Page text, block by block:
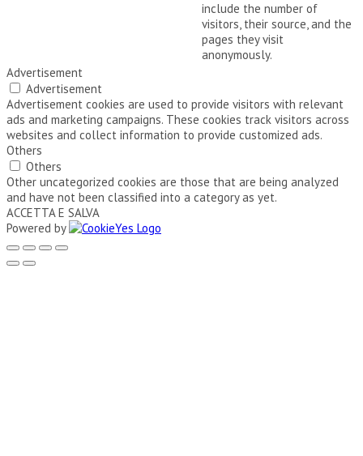
include the number of
visitors, their source, and the
pages they visit
anonymously.
Advertisement
Advertisement
Advertisement cookies are used to provide visitors with relevant
ads and marketing campaigns. These cookies track visitors across
websites and collect information to provide customized ads.
Others
Others
Other uncategorized cookies are those that are being analyzed
and have not been classified into a category as yet.
ACCETTA E SALVA
Powered by